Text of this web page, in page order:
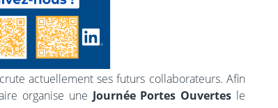
actuellement ses futurs collaborateurs. Afin
organise une Journée Portes Ouvertes le